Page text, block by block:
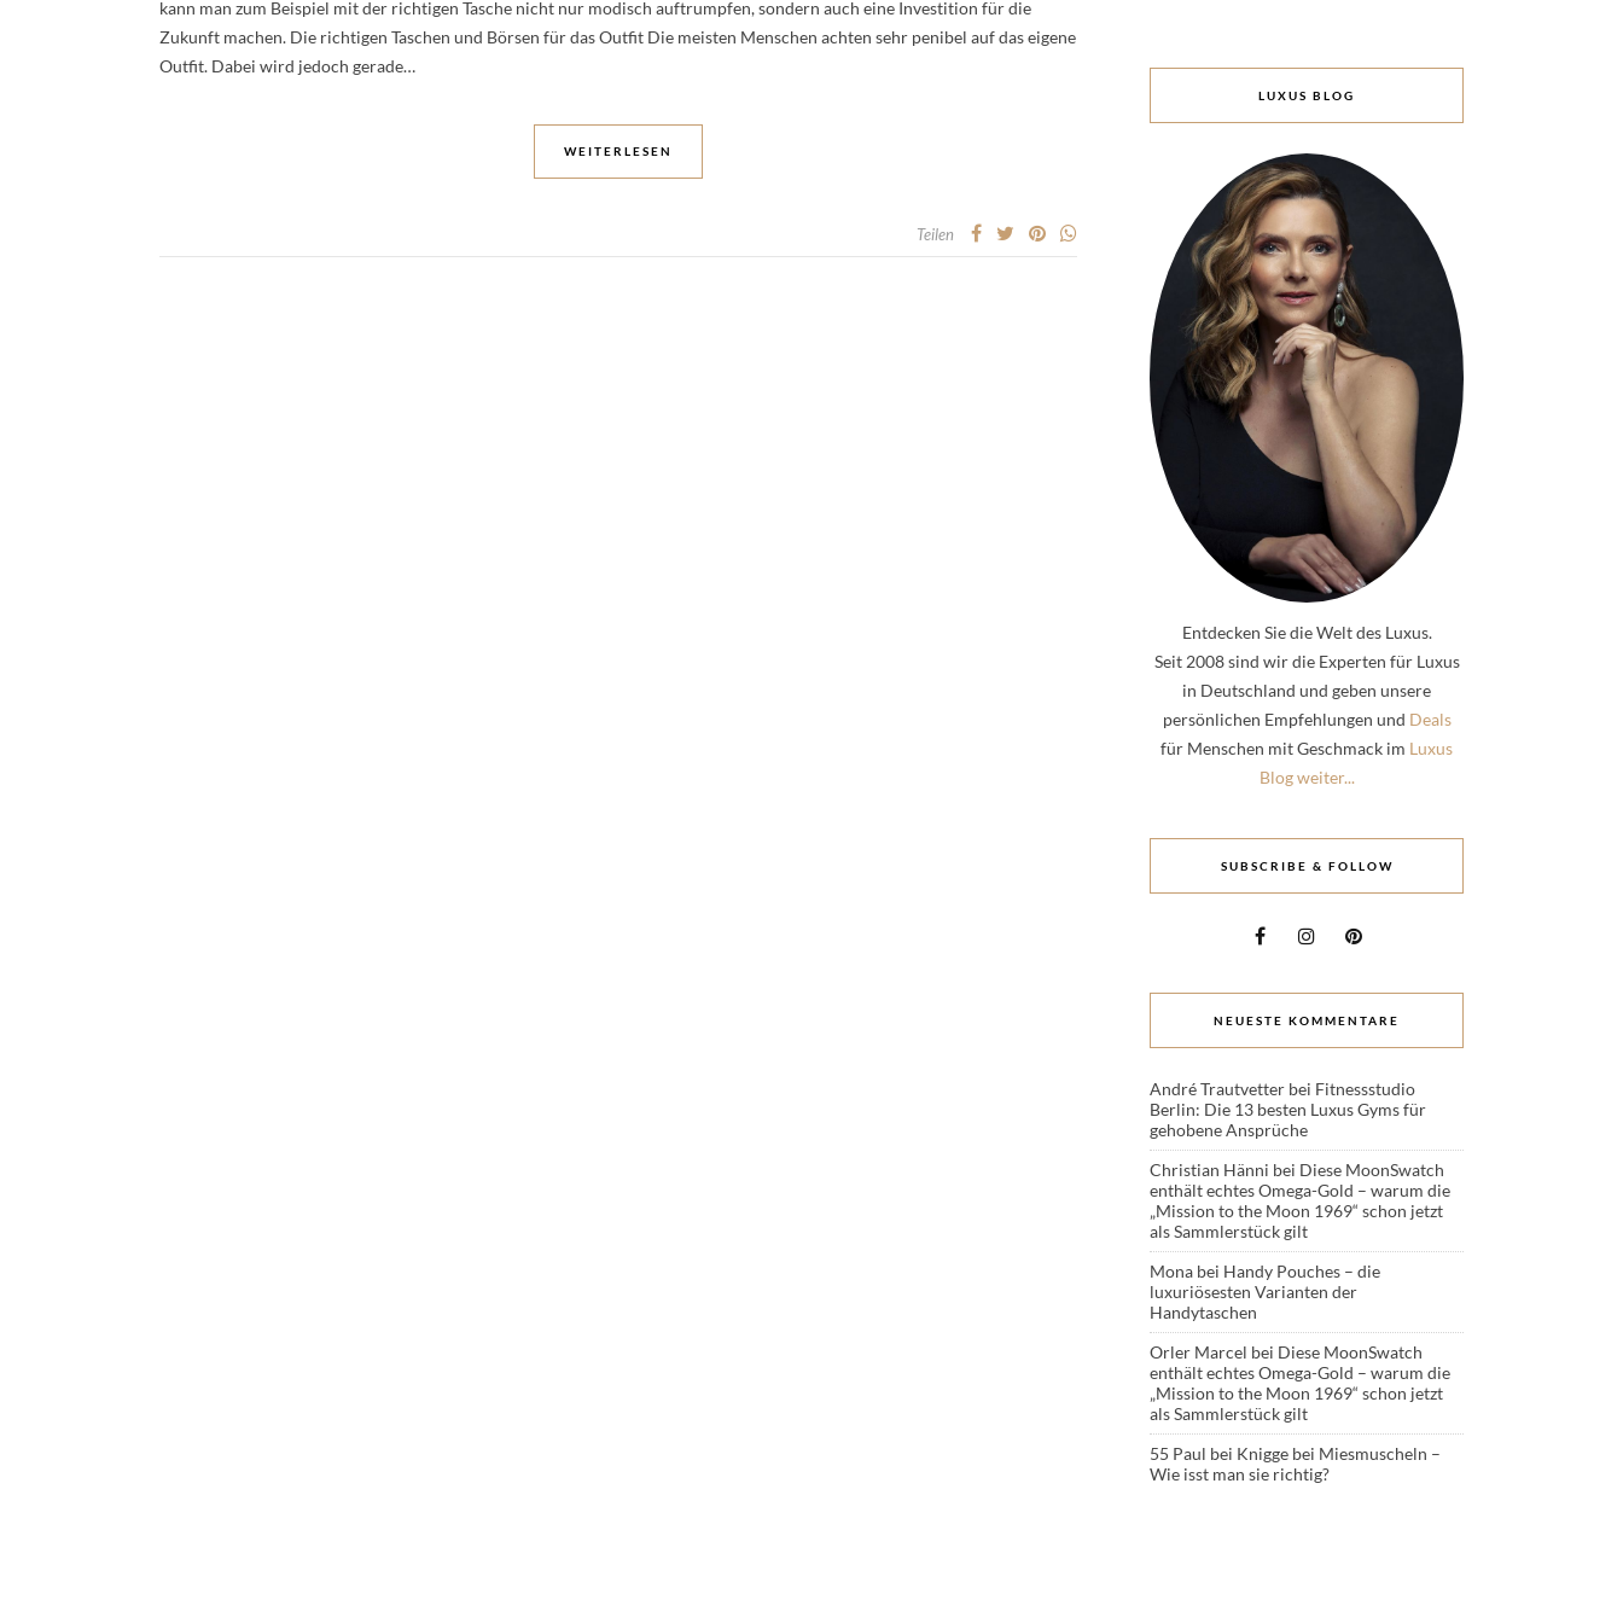
kann man zum Beispiel mit der richtigen Tasche nicht nur modisch auftrumpfen, sondern auch eine Investition für die
Zukunft machen. Die richtigen Taschen und Börsen für das Outfit Die meisten Menschen achten sehr penibel auf das eigene
Outfit. Dabei wird jedoch gerade…
WEITERLESEN
Teilen
LUXUS BLOG
Entdecken Sie die Welt des Luxus.
Seit 2008 sind wir die Experten für Luxus
in Deutschland und geben unsere
persönlichen Empfehlungen und Deals
für Menschen mit Geschmack im Luxus
Blog weiter...
SUBSCRIBE & FOLLOW
NEUESTE KOMMENTARE
André Trautvetter bei Fitnessstudio
Berlin: Die 13 besten Luxus Gyms für
gehobene Ansprüche
Christian Hänni bei Diese MoonSwatch
enthält echtes Omega-Gold – warum die
„Mission to the Moon 1969“ schon jetzt
als Sammlerstück gilt
Mona bei Handy Pouches – die
luxuriösesten Varianten der
Handytaschen
Orler Marcel bei Diese MoonSwatch
enthält echtes Omega-Gold – warum die
„Mission to the Moon 1969“ schon jetzt
als Sammlerstück gilt
55 Paul bei Knigge bei Miesmuscheln –
Wie isst man sie richtig?